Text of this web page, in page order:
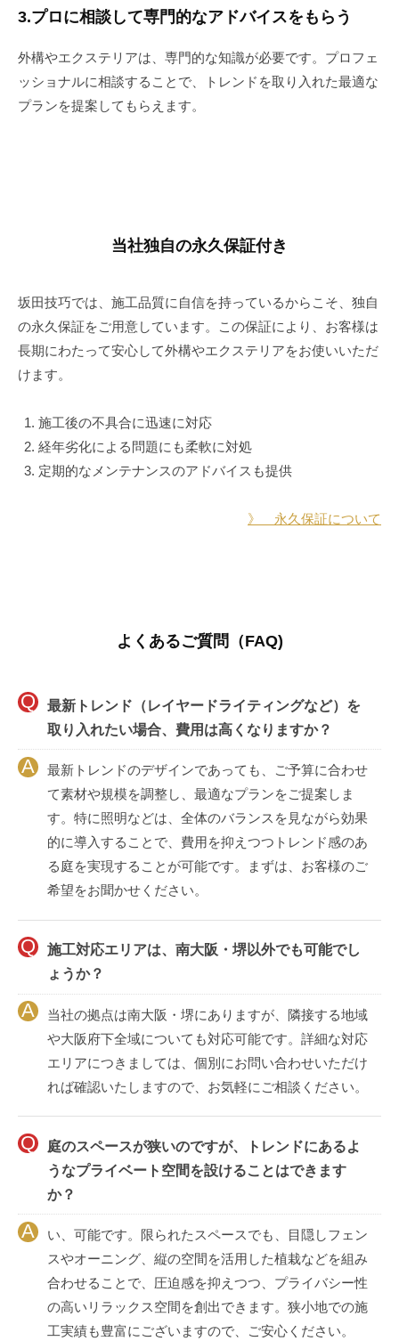
3.プロに相談して専門的なアドバイスをもらう
外構やエクステリアは、専門的な知識が必要です。プロフェ
ッショナルに相談することで、トレンドを取り入れた最適な
プランを提案してもらえます。
当社独自の永久保証付き
坂田技巧では、施工品質に自信を持っているからこそ、独自
の永久保証をご用意しています。この保証により、お客様は
長期にわたって安心して外構やエクステリアをお使いいただ
けます。
施工後の不具合に迅速に対応
経年劣化による問題にも柔軟に対処
定期的なメンテナンスのアドバイスも提供
》 永久保証について
よくあるご質問（FAQ)
最新トレンド（レイヤードライティングなど）を
取り入れたい場合、費用は高くなりますか？
最新トレンドのデザインであっても、ご予算に合わせ
て素材や規模を調整し、最適なプランをご提案しま
す。特に照明などは、全体のバランスを見ながら効果
的に導入することで、費用を抑えつつトレンド感のあ
る庭を実現することが可能です。まずは、お客様のご
希望をお聞かせください。
施工対応エリアは、南大阪・堺以外でも可能でし
ょうか？
当社の拠点は南大阪・堺にありますが、隣接する地域
や大阪府下全域についても対応可能です。詳細な対応
エリアにつきましては、個別にお問い合わせいただけ
れば確認いたしますので、お気軽にご相談ください。
庭のスペースが狭いのですが、トレンドにあるよ
うなプライベート空間を設けることはできます
か？
い、可能です。限られたスペースでも、目隠しフェン
スやオーニング、縦の空間を活用した植栽などを組み
合わせることで、圧迫感を抑えつつ、プライバシー性
の高いリラックス空間を創出できます。狭小地での施
工実績も豊富にございますので、ご安心ください。